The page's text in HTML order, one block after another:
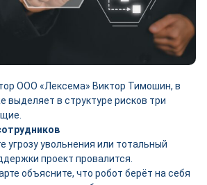
ООО «Лексема» Виктор Тимошин, в
выделяет в структуре рисков три
угрозу увольнения или тотальный
проект провалится.
объясните, что робот берёт на себя